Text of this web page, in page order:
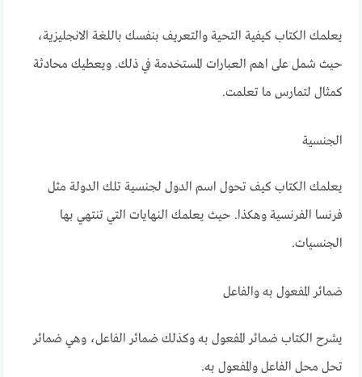
يعلمك الكتاب كيفية التحية والتعريف بنفسك باللغة الانجليزية،
حيث شمل على اهم العبارات المستخدمة في ذلك. ويعطيك محادثة
كمثال لتمارس ما تعلمت.
الجنسية
يعلمك الكتاب كيف تحول اسم الدول لجنسية تلك الدولة مثل
فرنسا الفرنسية وهكذا. حيث يعلمك النهايات التي تنتهي بها
الجنسيات.
ضمائر المفعول به والفاعل
يشرح الكتاب ضمائر المفعول به وكذلك ضمائر الفاعل، وهي ضمائر
تحل محل الفاعل والمفعول به.